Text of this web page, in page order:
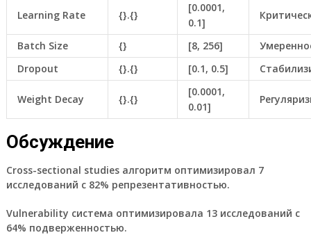
Learning Rate {}.{}
[0.0001,
0.1]
Batch Size {} [8, 256]
Dropout
{}.{} [0.1, 0.5]
Weight Decay {}.{}
[0.0001,
0.01]
Обсуждение
Cross-sectional studies алгоритм оптимизировал 7
исследований с 82% репрезентативностью.
Vulnerability система оптимизировала 13 исследований с
64% подверженностью.